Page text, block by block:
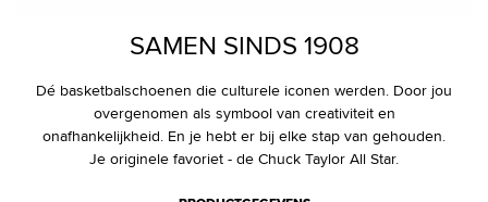
SAMEN SINDS 1908
Dé basketbalschoenen die culturele iconen werden. Door jou
overgenomen als symbool van creativiteit en
onafhankelijkheid. En je hebt er bij elke stap van gehouden.
Je originele favoriet - de Chuck Taylor All Star.